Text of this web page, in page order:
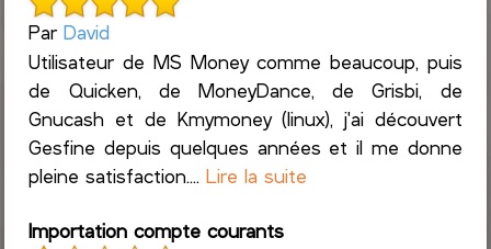
ParDavid
Utilisateur de MS Money comme beaucoup, puis
de Quicken, de MoneyDance, de Grisbi, de
Gnucash et de Kmymoney (linux), j'ai découvert
Gesfine depuis quelques années et il me donne
pleine satisfaction....Lire la suite
Importation compte courants